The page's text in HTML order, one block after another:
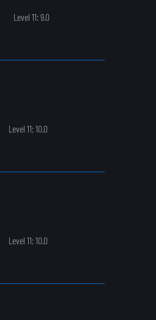
Level 11: 9.0
Level 11: 10.0
Level 11: 10.0